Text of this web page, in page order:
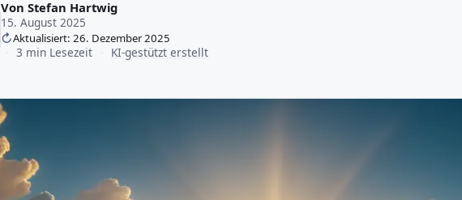
Von Stefan Hartwig
15. August 2025
Aktualisiert: 26. Dezember 2025
3 min Lesezeit KI-gestützt erstellt